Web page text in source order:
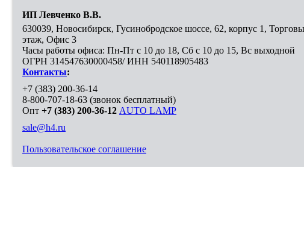
ИП Левченко В.В.
630039, Новосибирск, Гусинобродское шоссе, 62, корпус 1,
этаж, Офис 3
Часы работы офиса: Пн-Пт с 10 до 18, Сб с 10 до 15, Вс выходной
ОГРН 314547630000458/ ИНН 540118905483
Контакты:
+7 (383) 200-36-14
8-800-707-18-63 (звонок бесплатный)
Опт +7 (383) 200-36-12 AUTO LAMP
sale@h4.ru
Пользовательское соглашение